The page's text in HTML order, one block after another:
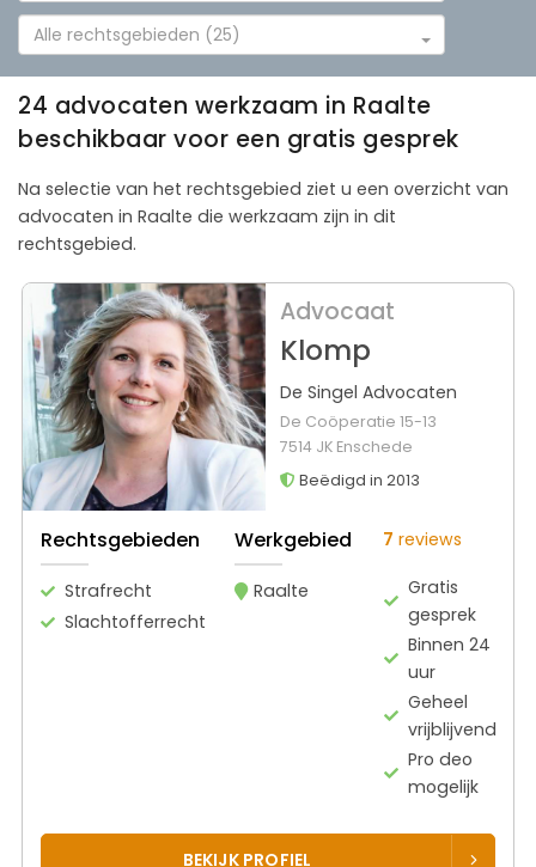
Alle rechtsgebieden (25)
24 advocaten werkzaam in Raalte
beschikbaar voor een gratis gesprek
Na selectie van het rechtsgebied ziet u een overzicht van
advocaten in Raalte die werkzaam zijn in dit
rechtsgebied.
Advocaat
Klomp
De Singel Advocaten
De Coöperatie 15-13
7514 JK Enschede
Beëdigd in 2013
Rechtsgebieden
Strafrecht
Slachtofferrecht
Werkgebied
Raalte
7 reviews
Gratis
gesprek
Binnen 24
uur
Geheel
vrijblijvend
Pro deo
mogelijk
BEKIJK PROFIEL